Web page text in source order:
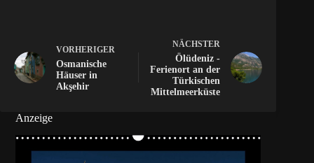
VORHERIGER
Osmanische
Häuser in
Akşehir
NÄCHSTER
Ölüdeniz -
Ferienort an der
Türkischen
Mittelmeerküste
Anzeige